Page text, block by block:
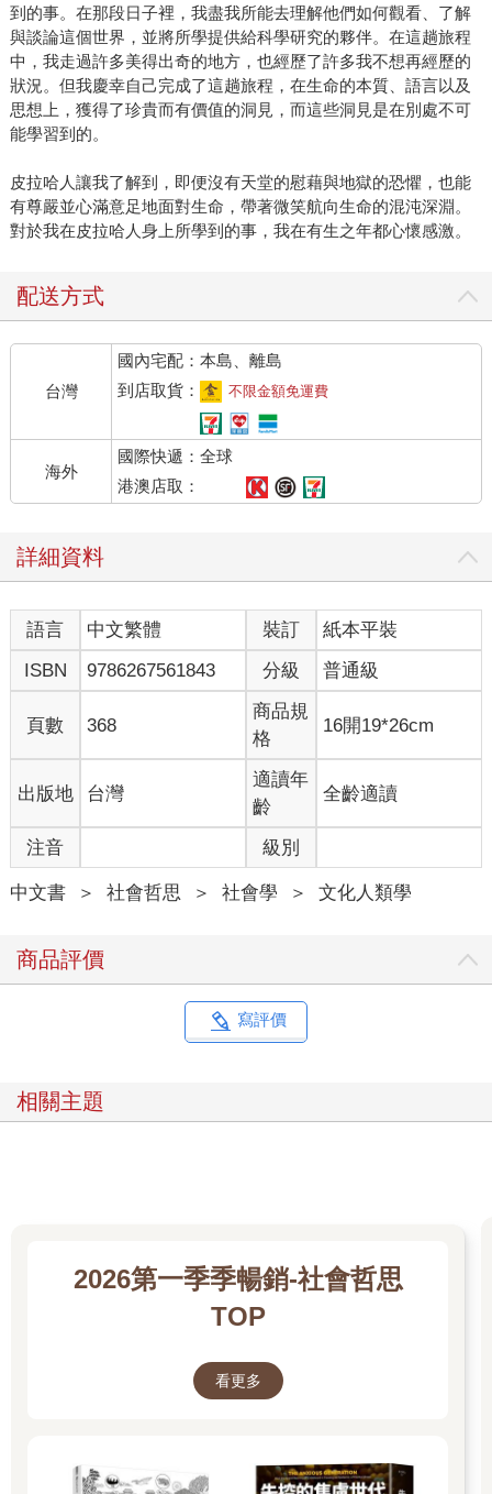
到的事。在那段日子裡，我盡我所能去理解他們如何觀看、了解
與談論這個世界，並將所學提供給科學研究的夥伴。在這趟旅程
中，我走過許多美得出奇的地方，也經歷了許多我不想再經歷的
狀況。但我慶幸自己完成了這趟旅程，在生命的本質、語言以及
思想上，獲得了珍貴而有價值的洞見，而這些洞見是在別處不可
能學習到的。
皮拉哈人讓我了解到，即便沒有天堂的慰藉與地獄的恐懼，也能
有尊嚴並心滿意足地面對生命，帶著微笑航向生命的混沌深淵。
對於我在皮拉哈人身上所學到的事，我在有生之年都心懷感激。
配送方式
台灣
國內宅配：本島、離島
到店取貨：
不限金額免運費
海外
國際快遞：全球
港澳店取：
詳細資料
語言 中文繁體 裝訂
紙本平裝
ISBN
9786267561843 分級 普通級
頁數 368
商品規
格
16開19*26cm
出版地 台灣
適讀年
齡
全齡適讀
注音 級別
中文書 ＞ 社會哲思 ＞ 社會學 ＞ 文化人類學
商品評價
寫評價
相關主題
2026第一季季暢銷-社會哲思
TOP
看更多